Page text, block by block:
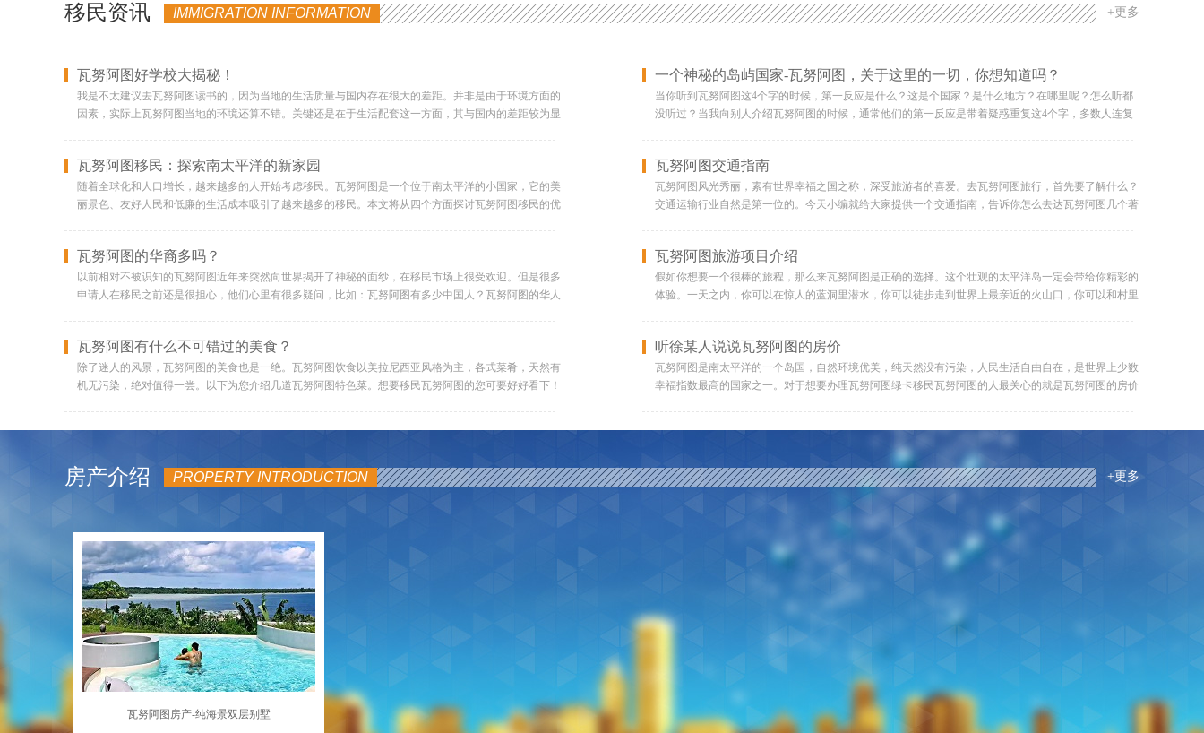
移民资讯 IMMIGRATION INFORMATION +更多
瓦努阿图好学校大揭秘！
我是不太建议去瓦努阿图读书的，因为当地的生活质量与国内存在很大的差距。并非是由于环境方面的
因素，实际上瓦努阿图当地的环境还算不错。关键还是在于生活配套这一方面，其与国内的差距较为显
呢，本章也介绍几所在瓦努阿图还不错的学校，供大家参考。维拉港国际学校学校概况：维拉港国际学
校成立于1985年，是瓦努阿图排名第一的国际学校，采用南澳教育证书委员会监督的SACE国际课程。
学生完成12年级课程后，可获得南澳教育证书，凭借此证书可直接申请全球多所知名大学继续深造。维
约4.5万人民币每年，初中：约4.7万人民币每年，高中：约4.8万人民币每年.学校的网址是：
http://www.pvis.edu.vu/马拉坡学校学校概况：马拉坡学校是瓦努阿图历史悠久的重点学校，也是该国最
大的全日制中学，其前身是1966年英国资助创立的英国高中，培养了大批政坛领导和各界精英。1980年
为学生带来国际化的教育视野和先进的教学方法。近年来，政府加强对教师的培训，以提升教师的专业
水平和教育教学能力 。并且，该校的教学楼、实验楼、宿舍、食堂和操场等是中国援建的，很有中国
学校的氛围。该校毕业的学生除了可以回国参加华侨生联考，也可以申请澳新等大国的高等学府。学
服务。该校的高中毕业文凭由法国政府统一颁发，学生凭借该文凭可申请法国大学的预科，也可选择美
加英等国的英美体制大学。学费：4万人民币左右。维拉中心学校学校概况：瓦努阿图维拉中心学校被
（1550人民币）左右
一个神秘的岛屿国家-瓦努阿图，关于这里的一切，你想知道吗？
当你听到瓦努阿图这4个字的时候，第一反应是什么？这是个国家？是什么地方？在哪里呢？怎么听都
没听过？当我向别人介绍瓦努阿图的时候，通常他们的第一反应是带着疑惑重复这4个字，多数人连复
北2250公里，陆地面积1.219万平方公里，水域面积84.8万平 方公里。东距斐济约1000公里，西南离新
喀里多尼亚400公里。因为地处于两个大陆的交界地带及太平洋环火山地带，瓦努阿图经常感受到地震
和小型海啸。瓦努阿图是世界上最近的可以观看到活火山的地方。- 关于瓦努阿图的一些[常识]【签
国的政治经济文化中心，商业中心。这里有原滋原味的美拉尼西亚文化，也有百年英法殖民地的风俗
【气候】瓦努阿图为热带气候，从5到10月为旱季，11到4月为雨季。首都维拉港平均气温25.3℃，全年
都适合旅游【航班】目前瓦努阿图没有直航，国内从香港出发的航班比较多，通常需要到澳洲或者新西
瓦努阿图的感受瓦努阿图给人最深刻的感受是它的与世无争。这里的生活节奏缓慢，人们遵循着自然规
律，日出而作，日落而息。物质条件相对简陋，但人们依然乐观，人民幸福指数很高。瓦努阿图的自然
景观很丰富，80多个岛屿拥有茂密的热带雨林、金色的沙滩和清澈的海水。澳洲人，新西兰人很喜欢来
也有不少华人来这开超市。这里的夜晚没有灯红酒绿，甚至有点冷清。但你一抬头能看见万千繁星闪
烁，还有惊人的银河。如果你喜欢原始，喜欢古朴，你可能会喜欢这里。对了，瓦努阿图的部落酋长在
社会中扮演着重要角色，负责解释和维护传统习俗。在当地，每年的3月5日被称为酋长日，这一天是公
共假日，是为了纪念和保存许多岛屿上的传统部落习俗。部落酋长由地区酋长理事会成员选举产生，他
们的主要作用是就瓦努阿图文化和土著语言问题向政府提出建议。酋长们没有实际的立法权，但政府十
分欢迎他们的建议。- 不得不去的景点放逐岛（Hideaway Island）放逐岛（也叫海德薇岛）离维拉港市
中心只有半小时的车程。此岛是珊瑚保护区，是浮潜胜地。世界上唯一的一个水下邮局就在这里。这个
水下邮局离岸边50米左右，在水下3米深的地方，不需要潜水设备，只需带好面镜和呼吸管就可以。耶
所以一般不会伤人，这种站在火山口近距离体验火山喷发的壮观和震撼是一生难得的经历。塔纳岛
（Tanna Island）这里有全球知名的蓝洞，来了就千万不要错过。蓝洞的入口在水下，涨潮时看不到入
以进入蓝洞。圣埃斯皮里图岛（Espiritu Santo）位于岛东的Lonnoc海滩和附近的Champagne海滩拥有迷
人的美景，清澈的海水和细致绵软的沙质让你流连忘返，这里是浮潜的天堂。瀑布公园（Mele
Cascade）Mele Cascade瀑布公园位于维拉港，可涉水或步行到瀑布处。来这里可以参加瀑布降落项目。
经过专人做降落安全操作培训后，先通过陆路登上瀑布顶端，再绑上安全降落绳索，由自己控制降落绳
瓦努阿图移民：探索南太平洋的新家园
随着全球化和人口增长，越来越多的人开始考虑移民。瓦努阿图是一个位于南太平洋的小国家，它的美
丽景色、友好人民和低廉的生活成本吸引了越来越多的移民。本文将从四个方面探讨瓦努阿图移民的优
阿图的空气质量和水质都很好，这对健康非常有益。然而，瓦努阿图也存在一些自然灾害的风险，如地
震、火山喷发和飓风。因此，移民应该在选择居住地时要考虑到这些风险。二、文化和社会环境瓦努阿
图是一个多元文化的国家，有许多不同的部落和语言。这里的人民友好、热情、善良，对外来人口非常
问题，如贫困、失业和犯罪。移民应该在选择瓦努阿图作为新家园时要考虑到这些问题。三、经济和就
业机会瓦努阿图的经济主要依赖旅游业和农业，这两个行业提供了大量的就业机会。此外，该国的政府
也在积极推动其他行业的发展，如渔业和制造业。瓦努阿图的生活成本相对较低，这对于想要创业或者
备。结论总的来说，瓦努阿图是一个美丽而友好的国家，它的自然环境、文化和社会环境、经济和就业
机会都吸引着越来越多的移民。然而，移民应该在选择瓦努阿图作为新家园时要考虑到这个国家的挑战
瓦努阿图交通指南
瓦努阿图风光秀丽，素有世界幸福之国之称，深受旅游者的喜爱。去瓦努阿图旅行，首先要了解什么？
交通运输行业自然是第一位的。今天小编就给大家提供一个交通指南，告诉你怎么去达瓦努阿图几个著
的。从布里斯班、悉尼、墨尔本到瓦努阿图维拉都有直飞航班，在澳洲的大部分首都都有中转。二、从
鲍尔菲尔德国际机场中转。 前往瓦努阿图的国际航班抵达埃法特岛的鲍尔菲尔德国际机场，埃法特岛
距维拉港10分钟。由机场到岛上附近的度假胜地可乘出租车或巴士。三、去维拉港。 沿着林尔公路行
四、去埃斯皮里图桑托岛。 每星期一、星期二、星期五和星期天，瓦努阿图航空公司从澳大利亚的布
里斯班直飞圣埃斯皮里图桑托岛，飞行时间为4小时。首先，飞往维拉港的乘客每天大约需要50分钟才
能转到圣埃斯皮里图桑托岛。五、去坦纳岛。 从维拉港到坦纳岛，瓦努阿图航空每天都有航班。除了
目标。六、乘游轮游览瓦努阿图。 乘船在南太平洋美丽的岛屿上游泳，你能感受到瓦努阿图的独特之
处。请离开舒适的房间或套间去探索热带岛屿，如比拉、利弗、努美阿、松岛和神秘岛。在悉尼，您可
以乘坐我们的世界一流的游轮而不需要飞。你可以在船上交朋友，享受夜间娱乐，品尝世界上最美味的
食物，体验一流的设施，包括剧院、儿童俱乐部、夜总会、豪华游泳池、温泉，以及独特的旅游体验。
之后共同去发现瓦努阿图独特的美景。以上是去瓦努阿图一些著名景点的交通指南。上面所说的交通主
要是空运。在瓦努阿图，大家也可以使用公车、出租车、小船等多种交通工具。
瓦努阿图的华裔多吗？
以前相对不被识知的瓦努阿图近年来突然向世界揭开了神秘的面纱，在移民市场上很受欢迎。但是很多
申请人在移民之前还是很担心，他们心里有很多疑问，比如：瓦努阿图有多少中国人？瓦努阿图的华人
港，开始了新的生活。目前，他们在当地从事批发和杂货业务，主要销售日常用品和家具。刚来瓦努阿
图的时候，艾玛也是人生地不熟的，但在丈夫的帮助下她很快就适应下来。“当时我连瓦努阿图在地图
上的任何位置都不知道，只知道是岛国，就大胆地和丈夫一起来了。所幸的是丈夫对这边比较熟悉，我
26.5万，当地侨胞有600多名，现在恐怕这一数字超过了两倍。瓦努阿图的购物环境也不错。在城市地
区，有许多商店，超过一半是中低档商店，这些商店的老板通常是中国人，他们销售从中国运来的小商
然商店越开越多，利润也不少，每年仍有超过20万的收入。许多华裔移民到瓦努阿图仅仅是为了“快速
赚钱”，或者用瓦努阿图做跳板，然后移居澳洲，新西兰，甚至香港。最初，她漂洋过海来到一个陌生
的国家，现在，艾玛彻底爱上了世外桃源。瓦努阿图有一种能让人快乐的力量。在瓦国，她非常享受生
活，日出而作，日落而息，每个人都很朴实，友好。在这里她懂得了什么是知足常乐。”
瓦努阿图旅游项目介绍
假如你想要一个很棒的旅程，那么来瓦努阿图是正确的选择。这个壮观的太平洋岛一定会带给你精彩的
体验。一天之内，你可以在惊人的蓝洞里潜水，你可以徒步走到世界上最亲近的火山口，你可以和村里
此，我们将五个来瓦努阿图旅游必须要经历的事情整理在一起，希望能帮您度过一段美好的时光。一、
登亚苏尔活火山 从维拉港坐飞机到坦纳岛只需45分钟。坦纳岛是壮观的亚苏尔活火山的所在地。火山
口源源不断地喷出激烈而灿烂的岩浆，如果你没有看到这样的景象，那么你的瓦努阿图之旅就不完整
人心。二、观赏梅尔瀑布 假如你想找一个比亚苏尔山更安静的地方去火山喷发，那原始梅尔瀑布旁边
宁静的绿洲一定会令你惊叹不已。驱车从维拉港到梅尔瀑布只需20分钟车程。这些原始的水道被茂盛的
绿叶覆盖着，形成了一个个清澈透明的海蓝色小水洼。这些水洼在阳光的照射下，五彩缤纷，从瀑布下
往上看，仿佛在闪耀。这些水道汇成了一条35米长的瀑布，最终流入了一个天然的水潭中，游客们可以
在里面游泳。有空的时候，你可以跟着导游来看看，或者跳上当地的小巴或者出租车，自己去探寻一
番。三、体验丛林索道 也许你更喜欢让你的肾上腺素飙升的刺激事情？如果你在找让你心跳加速的活
动，那么就选择丛林索道吧。800米长的索道将带你开启穿越瓦努阿图丛林树冠的峡谷冒险。当你沿着
悬挂在森林上空的钢丝绳滑行时，你会体验到什么是急速冲刺。用安全绳系好安全带后，您可以在平台
与吊桥之间自由穿梭，尽情享受美乐海湾及周边岛屿的美丽风景。四、探访蓝洞 在你准备放松身心
时，神奇的瓦努阿图蓝洞也会给你带来更加平静而难忘的经历。尽管在瓦努阿图到处都可以找到这种无
与伦比的游泳池，但是最好的地方是靠近维拉港和圣埃斯皮里图的地方。这种蓝得异乎寻常的淡水泉是
天的蓝色泉水中游泳绝对是必做之事之一，一定会带给你难忘的体验。五、会见当地人 观光和活动的
刺激很容易让我们被旅游景点所吸引。然而，面带微笑的瓦努阿图当地人会很自豪地向你介绍他们美丽
的家园。瓦努图人是世界上最友好的民族之一。留些时间和当地人聊聊天，或者到一个村子去看看，了
解一下他们的生活方式。仅250,000人口的瓦努阿图国，却拥有1000多种语言。文化的多样性令瓦努阿
瓦努阿图有什么不可错过的美食？
除了迷人的风景，瓦努阿图的美食也是一绝。瓦努阿图饮食以美拉尼西亚风格为主，各式菜肴，天然有
机无污染，绝对值得一尝。以下为您介绍几道瓦努阿图特色菜。想要移民瓦努阿图的您可要好好看下！
更像是一种能使人平静的药物。瓦努阿图当地人把卡瓦作为日常饮料。这种饮料由胡椒科植物的根茎制
成，已经有几千年的历史了。在此之前，由于技术上的限制，卡瓦只能由酋长自己享用，而现在，卡瓦
用的灶具很不一般，用的是烧热的石头。选择材料时，将芋头、山药等多种植物的根茎捣碎，与菠菜、
椰汁、鸡肉、猪肉等混合，用植物的叶子包裹，用藤条捆扎，用热石炖。大约三个小时后，散发出香味
的热面包。四、柑橘烤鱼柑橘烤鱼的做法和西餐类似，以健康清淡为特征。配料包括一整条鱼，柠檬，
橘子，椰子油，盐和辣椒。将橘子片和柠檬铺在鱼肉上，浇上椰汁和酱汁，用香蕉叶包裹起来，然后
烤。等到鱼骨被直接去除后才能享用，和米饭、色拉搭配都很好。五、椰子饼瓦努阿图最受欢迎的小吃
之一，原料新鲜，制作简单。将椰果、面粉、糖、鸡蛋、黄油等配料拌匀，倒入清水中，翻炒至金黄即
可。刚烤过的椰子饼清爽可口，椰子果香浓郁。六、火山飞狐对于许多人来说，火山狐这道菜可能是一
道“黑菜”，因为它是由蝙蝠做成的。全世界最大的蝙蝠，长有发达的大眼，椭圆的耳朵，主要吃水果和
花蜜。火山狐是瓦努阿图特有的菜，味道很好，但蝙蝠像老鼠一样毛茸茸的，是瓦努阿图特有的菜，很
多人认为是不可避免的。但是要想真正了解当地的特色美食，这道菜还是不可错过的。事实上，除了上
述菜肴，瓦努阿图还有非常美味的龙虾和牛排，以及来自世界各地的法国和英国菜肴。鲜料是瓦努阿图
听徐某人说说瓦努阿图的房价
瓦努阿图是南太平洋的一个岛国，自然环境优美，纯天然没有污染，人民生活自由自在，是世界上少数
幸福指数最高的国家之一。对于想要办理瓦努阿图绿卡移民瓦努阿图的人最关心的就是瓦努阿图的房价
计不过240万左右。可以自己住一套，其他两套出租。这里一套一百平两室一厅一卫的房租，每月不低
于6千人民币，两套就是1万2租金收入。而维拉港的生活费，包括水电菜金等日常开销，也就大概五六
千左右。再买一辆车，这里基本是皮卡，好一点的丰田海利克斯皮卡，也就是30万人民币。这样，三百
万人民币，在这里生活，基本算是体面人了，完全自由自在滋滋润润生活，剩下二三百万，你可以投资
商铺或住宅公寓，继续做包租公。虽然这里物价很高，但这点钱，只要你不是瞎折腾，老老实实买地盖
房或直接买房，都可以做到自由自在的生活。如果你有1200万，那么住宅可以选择高端大气上档次了，
镇区好地段无敌海景的土地，三四千平，怎么也得七八十万人民币，这样的豪宅，占地三四百平，一般
必不可少，丰田SUV，五六十万的来一辆，再买两栋好地段的占地一两千平的大房子出租，月租金不少
于两万人民币，这样的房子，两套也不过五六百万。这样，总计一千万，你在这里完全是人上人的壕日
子，还有两百万，买个游艇，也不过一百万人民币，剩下一百万做日常流动资金。 这
千平，售价也不过150万澳元，大概750万人民币吧，北京海淀区一所学区房的价格如果再有700万，可
以买个农场搞成私家庄园，现在谢发尔岛的大块农地的价格已经猛涨了，不过花个三百万人民币买个三
四十公顷的小农场，还是可以的，这里骏马很便宜，一匹不过几千元。 这是维拉
港澳洲英语国际学校，相当靠谱总而言之，这里生活较为沉闷单调，比较合适中老年人有家有业的那
房产介绍 PROPERTY INTRODUCTION +更多
瓦努阿图房产-纯海景双层别墅